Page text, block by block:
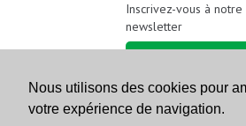
Nous utilisons des cookies pour
votre expérience de navigation.
Inscrivez-vous à notre
newsletter
Suivez-nous sur les